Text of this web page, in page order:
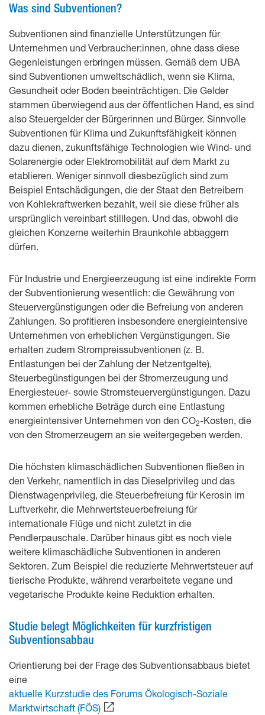
Was sind Subventionen?
Subventionen sind finanzielle Unterstützungen für
Unternehmen und Verbraucher:innen, ohne dass diese
Gegenleistungen erbringen müssen. Gemäß dem UBA
sind Subventionen umweltschädlich, wenn sie Klima,
Gesundheit oder Boden beeinträchtigen. Die Gelder
stammen überwiegend aus der öffentlichen Hand, es sind
also Steuergelder der Bürgerinnen und Bürger. Sinnvolle
Subventionen für Klima und Zukunftsfähigkeit können
dazu dienen, zukunftsfähige Technologien wie Wind- und
Solarenergie oder Elektromobilität auf dem Markt zu
etablieren. Weniger sinnvoll diesbezüglich sind zum
Beispiel Entschädigungen, die der Staat den Betreibern
von Kohlekraftwerken bezahlt, weil sie diese früher als
ursprünglich vereinbart stilllegen. Und das, obwohl die
gleichen Konzerne weiterhin Braunkohle abbaggern
dürfen.
Für Industrie und Energieerzeugung ist eine indirekte Form
der Subventionierung wesentlich: die Gewährung von
Steuervergünstigungen oder die Befreiung von anderen
Zahlungen. So profitieren insbesondere energieintensive
Unternehmen von erheblichen Vergünstigungen. Sie
erhalten zudem Strompreissubventionen (z. B.
Entlastungen bei der Zahlung der Netzentgelte),
Steuerbegünstigungen bei der Stromerzeugung und
Energiesteuer- sowie Stromsteuervergünstigungen. Dazu
kommen erhebliche Beträge durch eine Entlastung
energieintensiver Unternehmen von den CO2-Kosten, die
von den Stromerzeugern an sie weitergegeben werden.
Die höchsten klimaschädlichen Subventionen fließen in
den Verkehr, namentlich in das Dieselprivileg und das
Dienstwagenprivileg, die Steuerbefreiung für Kerosin im
Luftverkehr, die Mehrwertsteuerbefreiung für
internationale Flüge und nicht zuletzt in die
Pendlerpauschale. Darüber hinaus gibt es noch viele
weitere klimaschädliche Subventionen in anderen
Sektoren. Zum Beispiel die reduzierte Mehrwertsteuer auf
tierische Produkte, während verarbeitete vegane und
vegetarische Produkte keine Reduktion erhalten.
Studie belegt Möglichkeiten für kurzfristigen
Subventionsabbau
Orientierung bei der Frage des Subventionsabbaus bietet
eine
aktuelle Kurzstudie des Forums Ökologisch-Soziale
Marktwirtschaft (FÖS)